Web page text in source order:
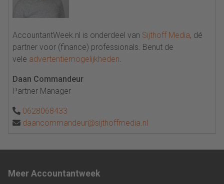
AccountantWeek.nl is onderdeel van Sijthoff Media, dé
partner voor (finance) professionals. Benut de
vele advertentiemogelijkheden.
Daan Commandeur
Partner Manager
0628068433
daancommandeur@sijthoffmedia.nl
Meer Accountantweek